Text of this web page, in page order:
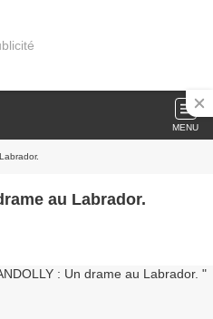
MENU
au Labrador.